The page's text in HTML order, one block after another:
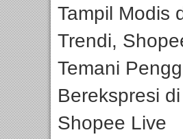
Tampil Modis
Trendi,
Temani
Berekspresi
Shopee Live